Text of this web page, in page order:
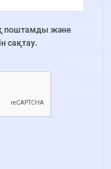
поштамды және
сақтау.